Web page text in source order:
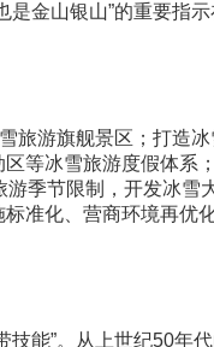
金山银山”的重要指
旅游旗舰景区；打造
等冰雪旅游度假体系
季节限制，开发冰雪
准化、营商环境再优
能”。从上世纪50年代